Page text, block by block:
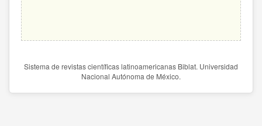
Sistema de revistas científicas latinoamericanas Biblat. Universidad
Nacional Autónoma de México.